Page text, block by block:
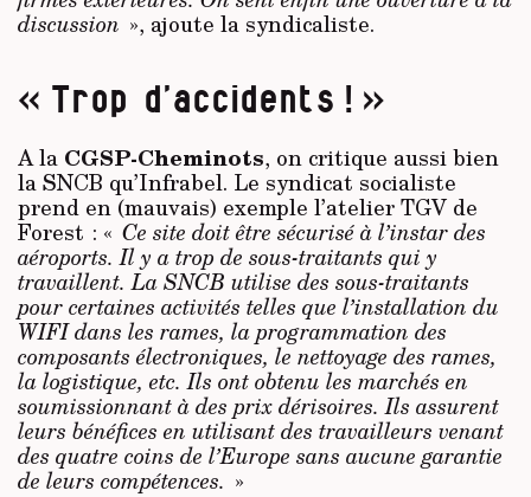
discussion », ajoute la syndicaliste.
« Trop d’accidents ! »
A la CGSP-Cheminots, on critique aussi bien
la SNCB qu’Infrabel. Le syndicat socialiste
prend en (mauvais) exemple l’atelier TGV de
Forest : « Ce site doit être sécurisé à l’instar des
aéroports. Il y a trop de sous-traitants qui y
travaillent. La SNCB utilise des sous-traitants
pour certaines activités telles que l’installation du
WIFI dans les rames, la programmation des
composants électroniques, le nettoyage des rames,
la logistique, etc. Ils ont obtenu les marchés en
soumissionnant à des prix dérisoires. Ils assurent
leurs bénéfices en utilisant des travailleurs venant
des quatre coins de l’Europe sans aucune garantie
de leurs compétences. »